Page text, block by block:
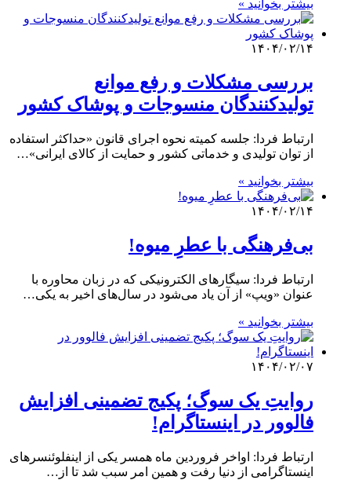
بیشتر بخوانید »
۱۴۰۴/۰۲/۱۴
بررسی مشکلات و رفع موانع
تولیدکنندگان منسوجات و پوشاک کشور
ارتباط فردا: جلسه کمیته نحوه اجرای قانون «حداکثر استفاده
از توان تولیدی و خدماتی کشور و حمایت از کالای ایرانی»…
بیشتر بخوانید »
۱۴۰۴/۰۲/۱۴
بی‌فرهنگی با عطرِ میوه!
ارتباط فردا: سیگارهای الکترونیکی که در زبان محاوره با
عنوان «ویپ‌» از آن یاد می‌شود در سال‌های اخیر به یکی…
بیشتر بخوانید »
۱۴۰۴/۰۲/۰۷
روایتِ یک سوگ؛ پکیج تضمینی افزایش
فالوور در اینستاگرام!
ارتباط فردا: اواخر فروردین ماه همسر یکی از اینفلوئنسرهای
اینستاگرامی از دنیا رفت و همین امر سبب شد تا از…